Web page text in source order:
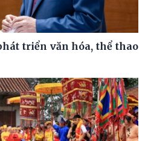
triển văn hóa, thể thao